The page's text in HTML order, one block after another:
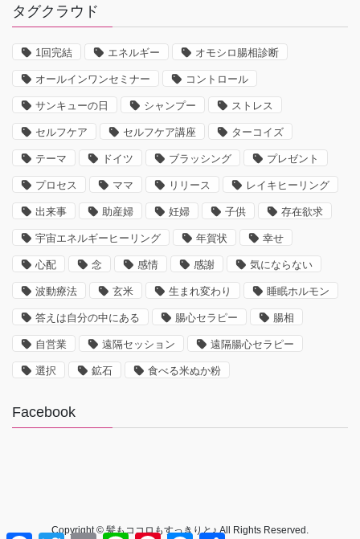
タグクラウド
1回完結 エネルギー オモシロ腸相診断
オールインワンセミナー コントロール
サンキューの日 シャンプー ストレス
セルフケア セルフケア講座 ターコイズ
テーマ ドイツ ブラッシング プレゼント
プロセス ママ リリース レイキヒーリング
出来事 助産婦 妊婦 子供 存在欲求
宇宙エネルギーヒーリング 年賀状 幸せ
心配 念 感情 感謝 気にならない
波動療法 玄米 生まれ変わり 睡眠ホルモン
答えは自分の中にある 腸心セラピー 腸相
自営業 遠隔セッション 遠隔腸心セラピー
選択 鉱石 食べる米ぬか粉
Facebook
Copyright © 髪もココロもすっきりと♪ All Rights Reserved.